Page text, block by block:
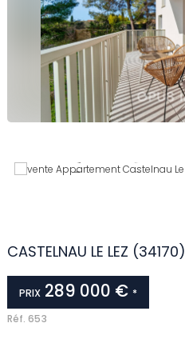
CASTELNAU LE LEZ (34170)
PRIX289 000 € *
Réf. 653